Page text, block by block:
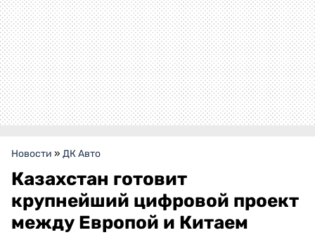
Новости » ДК Авто
Казахстан готовит
крупнейший цифровой проект
между Европой и Китаем